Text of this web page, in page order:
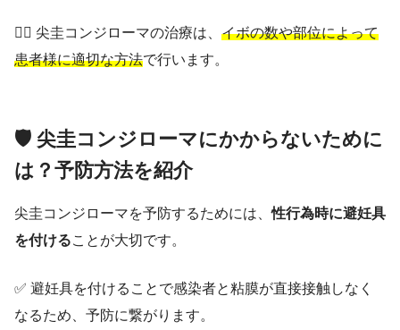
👨‍⚕️ 尖圭コンジローマの治療は、 イボの数や部位によって
患者様に適切な方法で行います。
🛡️ 尖圭コンジローマにかからないために
は？予防方法を紹介
尖圭コンジローマを予防するためには、性行為時に避妊具
を付けることが大切です。
✅ 避妊具を付けることで感染者と粘膜が直接接触しなく
なるため、予防に繋がります。